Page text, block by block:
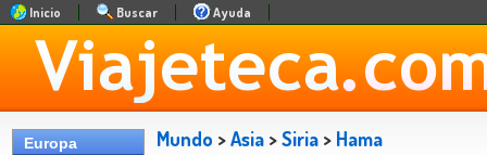
Inicio Buscar Ayuda
Europa
Mundo >Asia >Siria > Hama